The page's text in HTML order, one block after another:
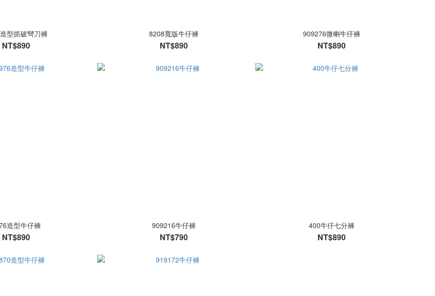
型抓破彎刀褲
NT$890
8208寬版牛仔褲
NT$890
909276微喇牛仔褲
NT$890
造型牛仔褲
NT$890
909216牛仔褲
NT$790
400牛仔七分褲
NT$890